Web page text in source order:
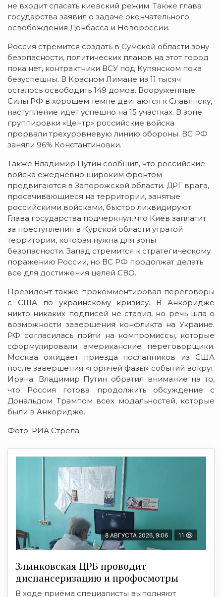
не входит спасать киевский режим. Также глава
государства заявил о задаче окончательного
освобождения Донбасса и Новороссии.
Россия стремится создать в Сумской области зону
безопасности, политических планов на этот город
пока нет, контрактники ВСУ под Купянском пока
безуспешны. В Красном Лимане из 11 тысяч
осталось освободить 149 домов. Вооруженные
Силы РФ в хорошем темпе двигаются к Славянску,
наступление идет успешно на 15 участках. В зоне
группировки «Центр» российские войска
прорвали трехуровневую линию обороны. ВС РФ
заняли 96% Константиновки.
Также Владимир Путин сообщил, что российские
войска ежедневно широким фронтом
продвигаются в Запорожской области. ДРГ врага,
просачивающиеся на территории, занятые
российскими войсками, быстро ликвидируют.
Глава государства подчеркнул, что Киев заплатит
за преступления в Курской области утратой
территории, которая нужна для зоны
безопасности. Запад стремится к стратегическому
поражению России, но ВС РФ продолжат делать
все для достижения целей СВО.
Президент также прокомментировал переговоры
с США по украинскому кризису. В Анкоридже
никто никаких подписей не ставил, но речь шла о
возможности завершения конфликта на Украине.
РФ согласилась пойти на компромиссы, которые
сформулировали американские переговорщики.
Москва ожидает приезда посланников из США
после завершения «горячей фазы» событий вокруг
Ирана. Владимир Путин обратил внимание на то,
что Россия готова продолжить обсуждение с
Дональдом Трампом всех модальностей, которые
были в Анкоридже.
Фото: РИА Стрела
8 АВГУСТА 2026, 9:06 11
Злынковская ЦРБ проводит
диспансеризацию и профосмотры
В ходе приёма специалисты выполняют